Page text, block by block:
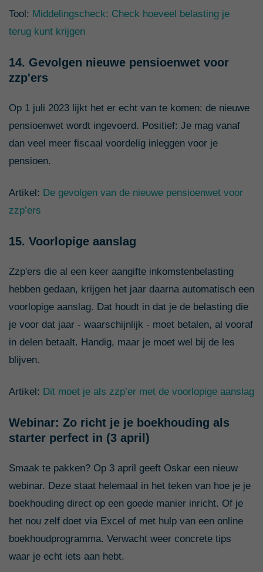
Tool: Middelingscheck: Check hoeveel belasting je
terug kunt krijgen
14. Gevolgen nieuwe pensioenwet voor
zzp'ers
Op 1 juli 2023 lijkt het er echt van te komen: de nieuwe
pensioenwet wordt ingevoerd. Positief: Je mag vanaf
dan veel meer fiscaal voordelig inleggen voor je
pensioen.
Artikel: De gevolgen van de nieuwe pensioenwet voor
zzp’ers
15. Voorlopige aanslag
Zzp'ers die al een keer aangifte inkomstenbelasting
hebben gedaan, krijgen het jaar daarna automatisch een
voorlopige aanslag. Dat houdt in dat je de belasting die
je voor dat jaar - waarschijnlijk - moet betalen, al vooraf
in delen betaalt. Handig, maar je moet wel bij de les
blijven.
Artikel: Dit moet je als zzp’er met de voorlopige aanslag
Webinar: Zo richt je je boekhouding als
starter perfect in (3 april)
Smaak te pakken? Op 3 april geeft Oskar een nieuw
webinar. Deze staat helemaal in het teken van hoe je je
boekhouding direct op een goede manier inricht. Of je
het nou zelf doet via Excel of met hulp van een online
boekhoudprogramma. Verwacht weer concrete tips
waar je echt iets aan hebt.